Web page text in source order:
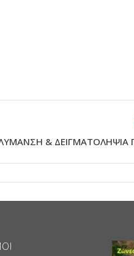
& ΔΕΙΓΜΑΤΟΛΗΨΙΑ